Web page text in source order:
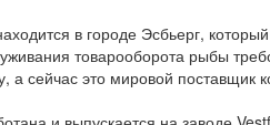
в городе Эсбьерг,
товарооборота рыбы
а сейчас это мировой поставщик